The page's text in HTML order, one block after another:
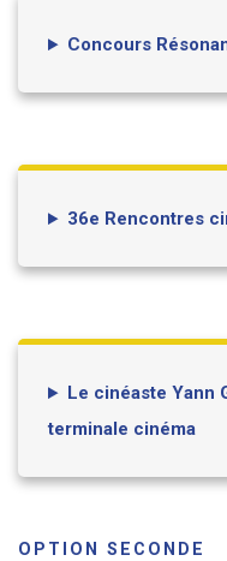
Concours
36e Rencontres
Le cinéaste Yann
terminale cinéma
OPTION SECONDE